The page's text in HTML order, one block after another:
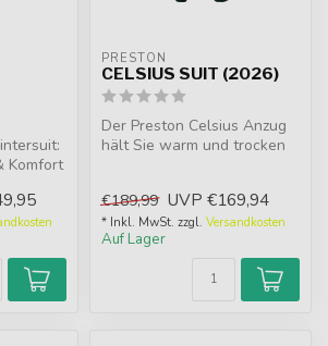
Komfort
PRESTON
CELSIUS SUIT (2026)
Der Preston Celsius Anzug
hält Sie warm und trocken
€189,99 UVP €169,94
* Inkl. MwSt. zzgl. Versandkosten
Auf Lager